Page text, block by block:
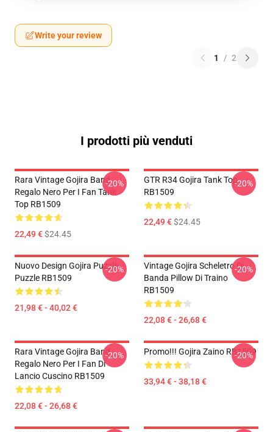
Write your review
1 / 2
I prodotti più venduti
Rara Vintage Gojira Band
Regalo Nero Per I Fan Tank
Top RB1509
22,49 €$24.45
-20%
GTR R34 Gojira Tank Top
RB1509
22,49 €$24.45
-20%
Nuovo Design Gojira Puzzle
Puzzle RB1509
21,98 € - 40,02 €
-20%
Vintage Gojira Scheletro Di
Banda Pillow Di Traino
RB1509
22,08 € - 26,68 €
-20%
Rara Vintage Gojira Band
Regalo Nero Per I Fan Di
Lancio Cuscino RB1509
22,08 € - 26,68 €
-20% Promo!!! Gojira Zaino RB1509
33,94 € - 38,18 €
-20%